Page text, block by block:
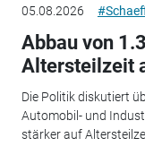
05.08.2026
Abbau von
Altersteilzeit
Die Politik diskutiert
Automobil- und
stärker auf